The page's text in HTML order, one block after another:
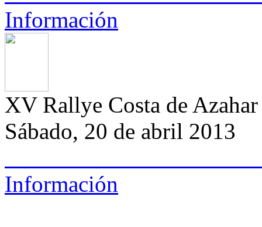
Información
XV Rallye Costa de
Sábado, 20 de abril 2013
Información